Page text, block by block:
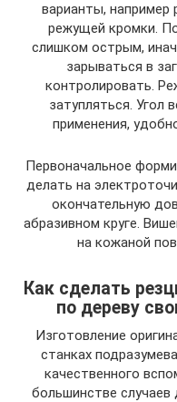
варианты, например
режущей кромки.
слишком острым,
зарываться в
контролировать.
затупляться. Угол
применения,
Первоначальное
делать на
окончательную
абразивном круге.
на кожаной
Как сделать
по дереву
Изготовление
станках
качественного
большинстве